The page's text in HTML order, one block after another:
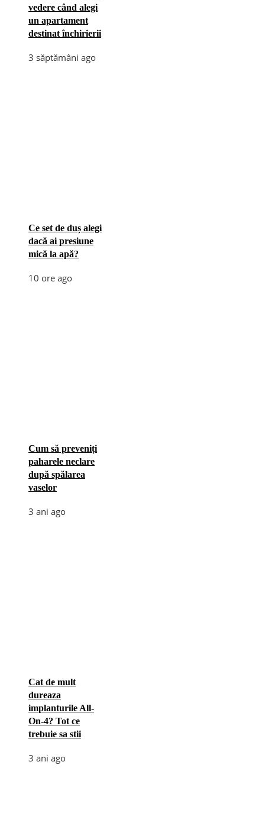
vedere când alegi
un apartament
destinat închirierii
3 săptămâni ago
Ce set de duș alegi
dacă ai presiune
mică la apă?
10 ore ago
Cum să preveniți
paharele neclare
după spălarea
vaselor
3 ani ago
Cat de mult
dureaza
implanturile All-
On-4? Tot ce
trebuie sa stii
3 ani ago